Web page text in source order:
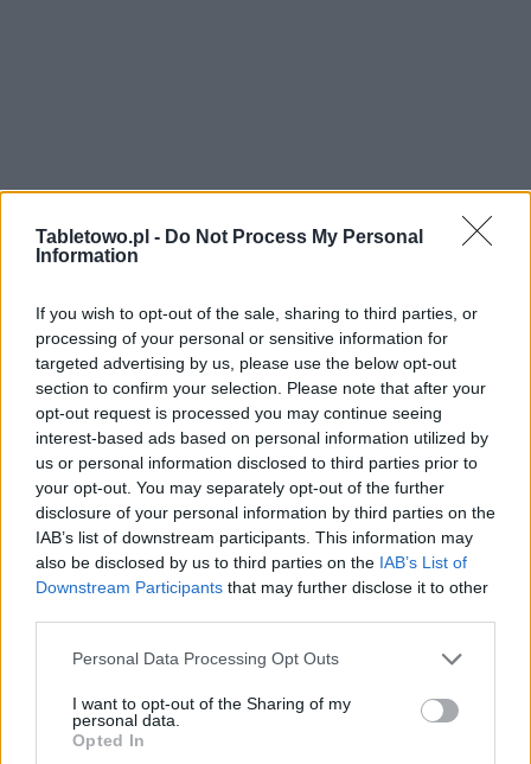
Tabletowo.pl - Do Not Process My Personal
Information
If you wish to opt-out of the sale, sharing to third parties, or
processing of your personal or sensitive information for
targeted advertising by us, please use the below opt-out
section to confirm your selection. Please note that after your
opt-out request is processed you may continue seeing
interest-based ads based on personal information utilized by
us or personal information disclosed to third parties prior to
your opt-out. You may separately opt-out of the further
disclosure of your personal information by third parties on the
IAB’s list of downstream participants. This information may
also be disclosed by us to third parties on the IAB’s List of
Downstream Participants that may further disclose it to other
Please note that this website/app uses one or more Google
not limited to your visit or usage behaviour. You may click to
grant or deny consent to Google and its third-party tags to
use your data for below specified purposes in below Google
Personal Data Processing Opt Outs
I want to opt-out of the Sharing of my
personal data.
Opted In